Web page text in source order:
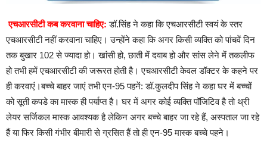
एचआरसीटी कब करवाना चाहिए: डॉ.सिंह ने कहा कि एचआरसीटी स्वयं के स्तर
एचआरसीटी नहीं करवाना चाहिए। उन्होंने कहा कि अगर किसी व्यक्ति को पांचवें दिन
तक बुखार 102 से ज्यादा हो। खांसी हो, छाती में दवाब हो और सांस लेने में तकलीफ
हो तभी हमें एचआरसीटी की जरूरत होती है। एचआरसीटी केवल डॉक्टर के कहने पर
ही करवाएं।बच्चे बाहर जाएं तभी एन-95 पहनें: डॉ.कुलदीप सिंह ने कहा घर में बच्चों
को सूती कपडे का मास्क ही पर्याप्त है। घर में अगर कोई व्यक्ति पॉजिटिव है तो थ्री
लेयर सर्जिकल मास्क आवश्यक है लेकिन अगर बच्चे बाहर जा रहे हैं, अस्पताल जा रहे
हैं या फिर किसी गंभीर बीमारी से ग्रसित हैं तो ही एन-95 मास्क बच्चे पहने।